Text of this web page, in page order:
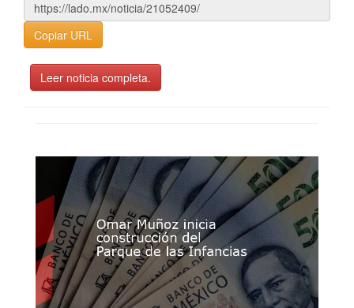
Copiar URL
Leer noticia completa.